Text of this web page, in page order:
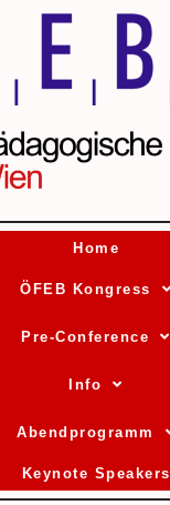
Home
ÖFEB Kongress
Pre-Conference
Info
Abendprogramm
Keynote Speakers